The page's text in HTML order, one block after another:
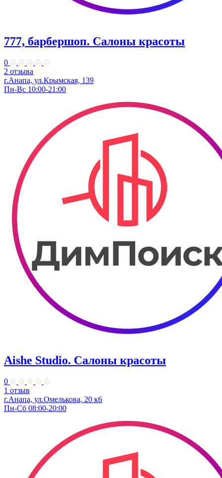
777, барбершоп. Салоны красоты
0
2 отзыва
г.Анапа, ул.Крымская, 139
Пн-Вс 10:00-21:00
Aishe Studio. Салоны красоты
0
1 отзыв
г.Анапа, ул.Омелькова, 20 к6
Пн-Сб 08:00-20:00